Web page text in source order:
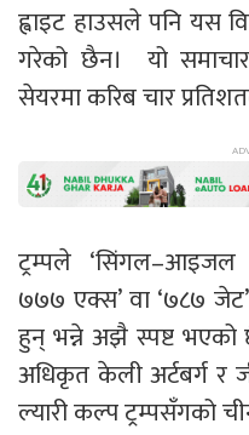
ह्वाइट हाउसले पनि यस
गरेको छैन। यो
सेयरमा करिब चार
ट्रम्पले ‘सिंगल–आइजल
७७७ एक्स’ वा ‘७८७
हुन् भन्ने अझै स्पष्ट भएको
अधिकृत केली अर्टबर्ग र
ल्यारी कल्प ट्रम्पसँगको